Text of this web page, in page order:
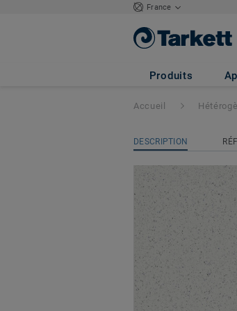
France
Produits
Acczent
Accueil
DESCRIPTION